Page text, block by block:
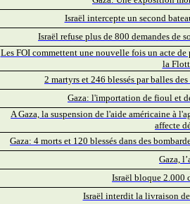
Israël intercepte un second
Israël refuse plus de 800 demandes de
Les FOI commettent une nouvelle fois un acte de
la
2 martyrs et 246 blessés par balles
Gaza: l'importation de fioul et
A Gaza, la suspension de l'aide américaine à
affecte
Gaza: 4 morts et 120 blessés dans des
Gaza,
Israël bloque 2.000
Israël interdit la livraison